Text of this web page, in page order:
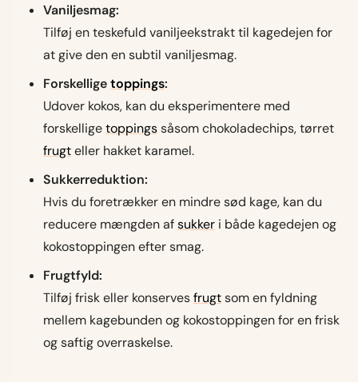
Vaniljesmag:
Tilføj en teskefuld vaniljeekstrakt til kagedejen for
at give den en subtil vaniljesmag.
Forskelligetoppings:
Udover kokos, kan du eksperimentere med
forskelligetoppingssåsom chokoladechips, tørret
frugteller hakket karamel.
Sukkerreduktion:
Hvis du foretrækker en mindre sød kage, kan du
reducere mængden afsukker i både kagedejen og
kokostoppingen efter smag.
Frugtfyld:
Tilføj frisk eller konservesfrugtsom en fyldning
mellem kagebunden og kokostoppingen for en frisk
og saftig overraskelse.